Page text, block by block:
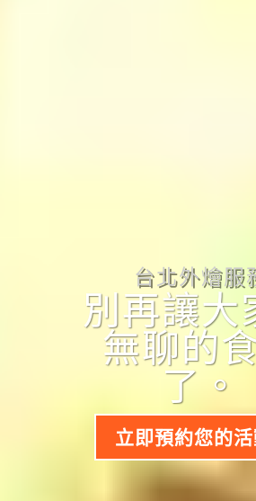
台北外燴服
別再讓大
無聊的
了。
立即預約您的